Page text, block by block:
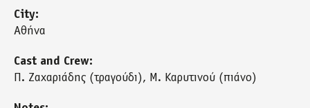
City:
Αθήνα
Cast and Crew:
Π. Ζαχαριάδης (τραγούδι), Μ. Καρυτινού (πιάνο)